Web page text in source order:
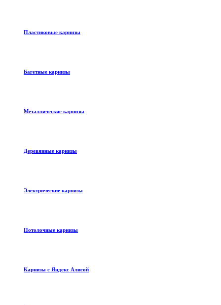
Пластиковые карнизы
Багетные карнизы
Металлические карнизы
Деревянные карнизы
Электрические карнизы
Потолочные карнизы
Карнизы с Яндекс Алисой